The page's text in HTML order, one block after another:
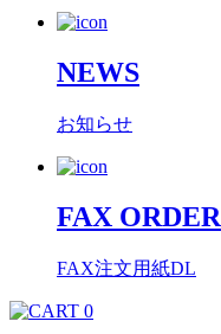
NEWS
お知らせ
FAX ORDER
FAX注文用紙DL
0